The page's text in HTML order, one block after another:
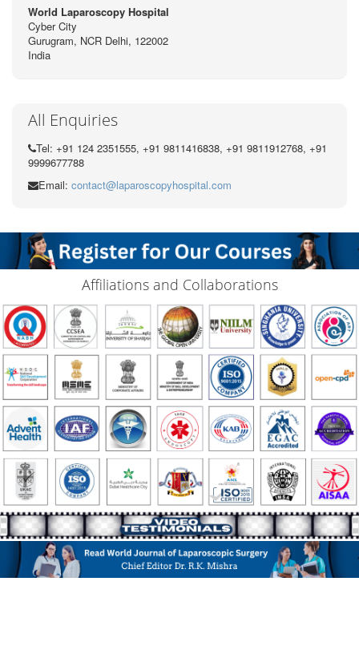
World Laparoscopy Hospital
Cyber City
Gurugram, NCR Delhi, 122002
India
All Enquiries
Tel: +91 124 2351555, +91 9811416838, +91 9811912768, +91
9999677788
Email: contact@laparoscopyhospital.com
Affiliations and Collaborations